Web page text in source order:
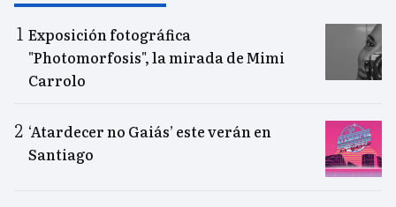
Exposición fotográfica
"Photomorfosis", la mirada de Mimi
Carrolo
‘Atardecer no Gaiás’ este verán en
Santiago